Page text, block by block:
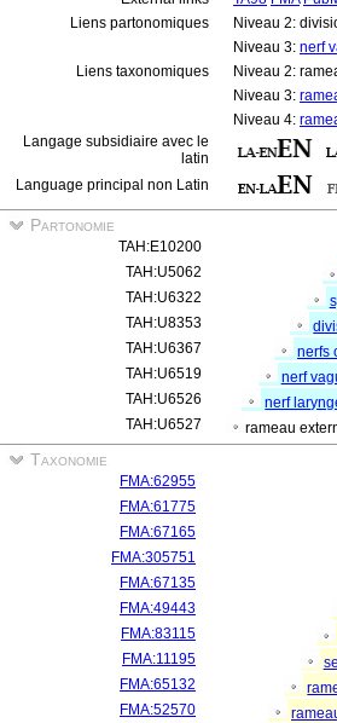
Liens partonomiques
Niveau 2:
Niveau 3: nerf
Liens taxonomiques
Niveau 2:
Niveau 3:
Niveau 4:
Langage subsidiaire avec le
latin
Language principal non Latin
Partonomie
TAH:E10200
TAH:U5062
TAH:U6322
TAH:U8353
TAH:U6367
nerfs
TAH:U6519
nerf
TAH:U6526
nerf
TAH:U6527
rameau
Taxonomie
FMA:62955
FMA:61775
FMA:67165
FMA:305751
FMA:67135
FMA:49443
FMA:83115
FMA:11195
FMA:65132
FMA:52570